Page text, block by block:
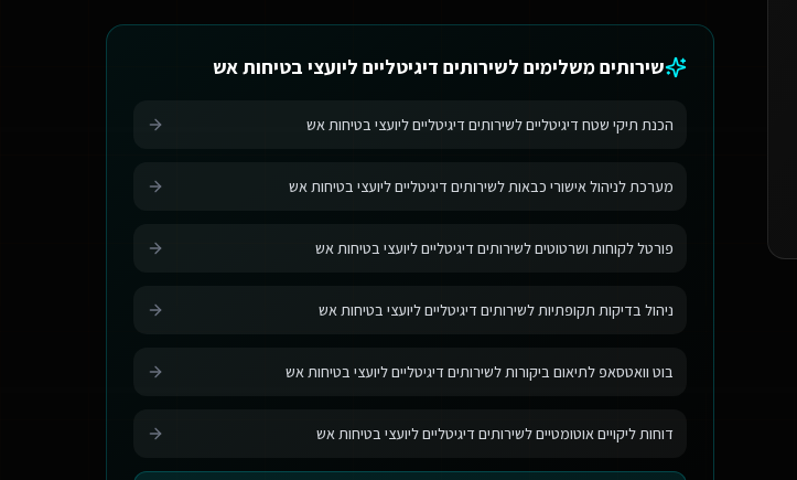
שירותים משלימים לשירותים דיגיטליים ליועצי בטיחות אש
הכנת תיקי שטח דיגיטליים לשירותים דיגיטליים ליועצי בטיחות אש
מערכת לניהול אישורי כבאות לשירותים דיגיטליים ליועצי בטיחות אש
פורטל לקוחות ושרטוטים לשירותים דיגיטליים ליועצי בטיחות אש
ניהול בדיקות תקופתיות לשירותים דיגיטליים ליועצי בטיחות אש
בוט וואטסאפ לתיאום ביקורות לשירותים דיגיטליים ליועצי בטיחות אש
דוחות ליקויים אוטומטיים לשירותים דיגיטליים ליועצי בטיחות אש